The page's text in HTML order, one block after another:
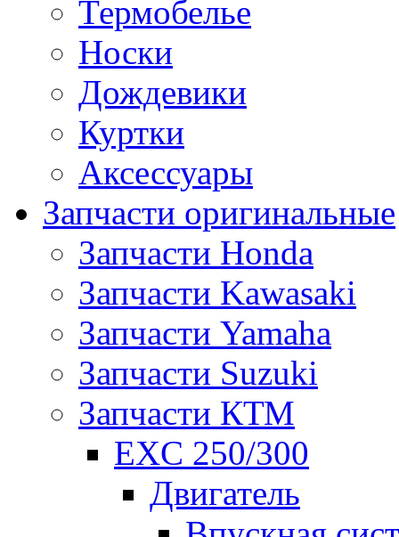
Термобелье
Носки
Дождевики
Куртки
Аксессуары
Запчасти оригинальные
Запчасти Honda
Запчасти Kawasaki
Запчасти Yamaha
Запчасти Suzuki
Запчасти КТМ
EXC 250/300
Двигатель